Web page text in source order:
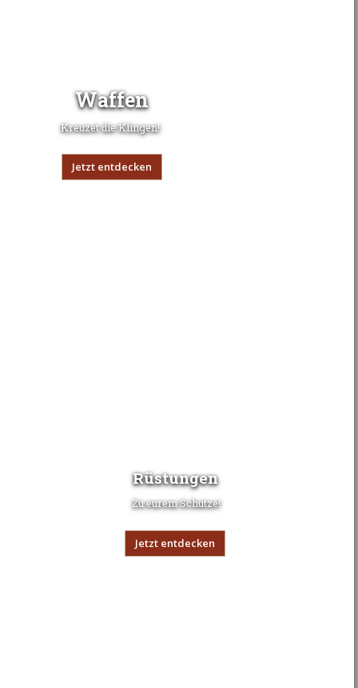
Waffen
Kreuzet die Klingen!
Jetzt entdecken
Rüstungen
Zu eurem Schutze!
Jetzt entdecken